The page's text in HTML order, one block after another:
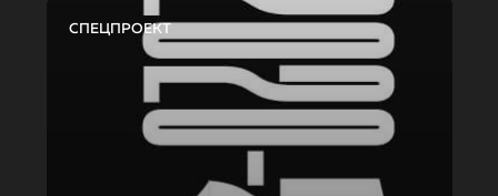
СПЕЦПРОЕКТ